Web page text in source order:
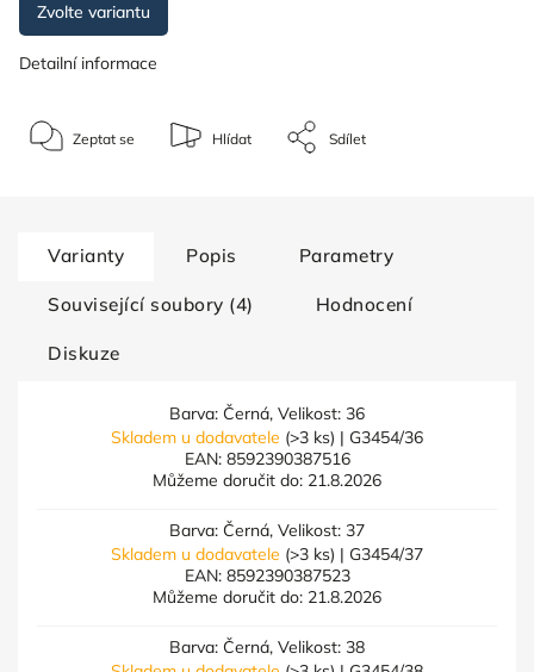
Zvolte variantu
Detailní informace
Zeptat se Hlídat Sdílet
Varianty Popis Parametry
Související soubory (4) Hodnocení
Diskuze
Barva: Černá, Velikost: 36
Skladem u dodavatele (>3 ks) | G3454/36
EAN: 8592390387516
Můžeme doručit do: 21.8.2026
Barva: Černá, Velikost: 37
Skladem u dodavatele (>3 ks) | G3454/37
EAN: 8592390387523
Můžeme doručit do: 21.8.2026
Barva: Černá, Velikost: 38